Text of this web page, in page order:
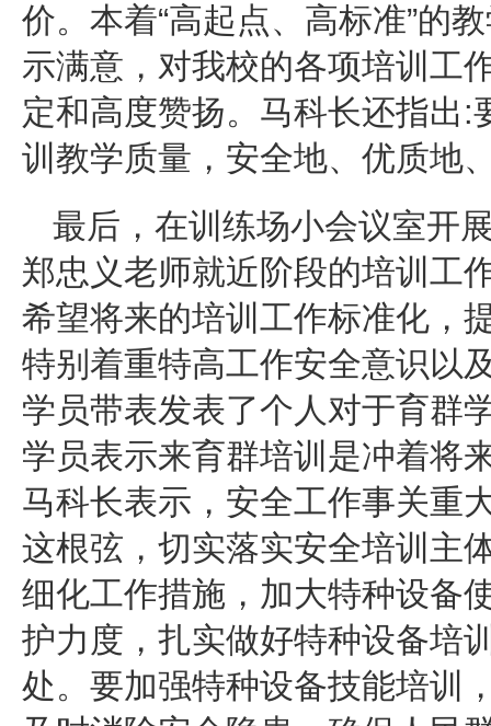
价。本着“高起点、高标准”的
示满意，对我校的各项培训工
定和高度赞扬。马科长还指出
训教学质量，安全地、优质地
最后，在训练场小会议室开
郑忠义老师就近阶段的培训工
希望将来的培训工作标准化，
特别着重特高工作安全意识以
学员带表发表了个人对于育群
学员表示来育群培训是冲着
马科长表示，安全工作事关重
这根弦，切实落实安全培训主
细化工作措施，加大特种设备
护力度，扎实做好特种设备培
处。要加强特种设备技能培训